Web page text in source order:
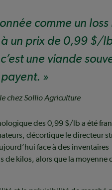
comme un
un prix de 0,99 $/
une viande
chez Sollio Agriculture
des 0,99 $/lb a été
décortique le directeur
face à des inventaires
kilos, alors que la moyenne